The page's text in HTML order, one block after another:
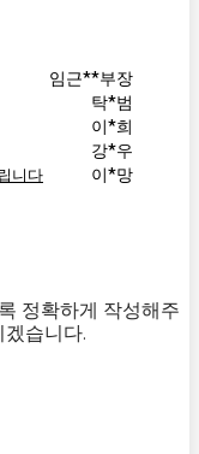
임근**부장
탁*범
이*희
강*우
니다
이*망
정확하게 작성해주
습니다.